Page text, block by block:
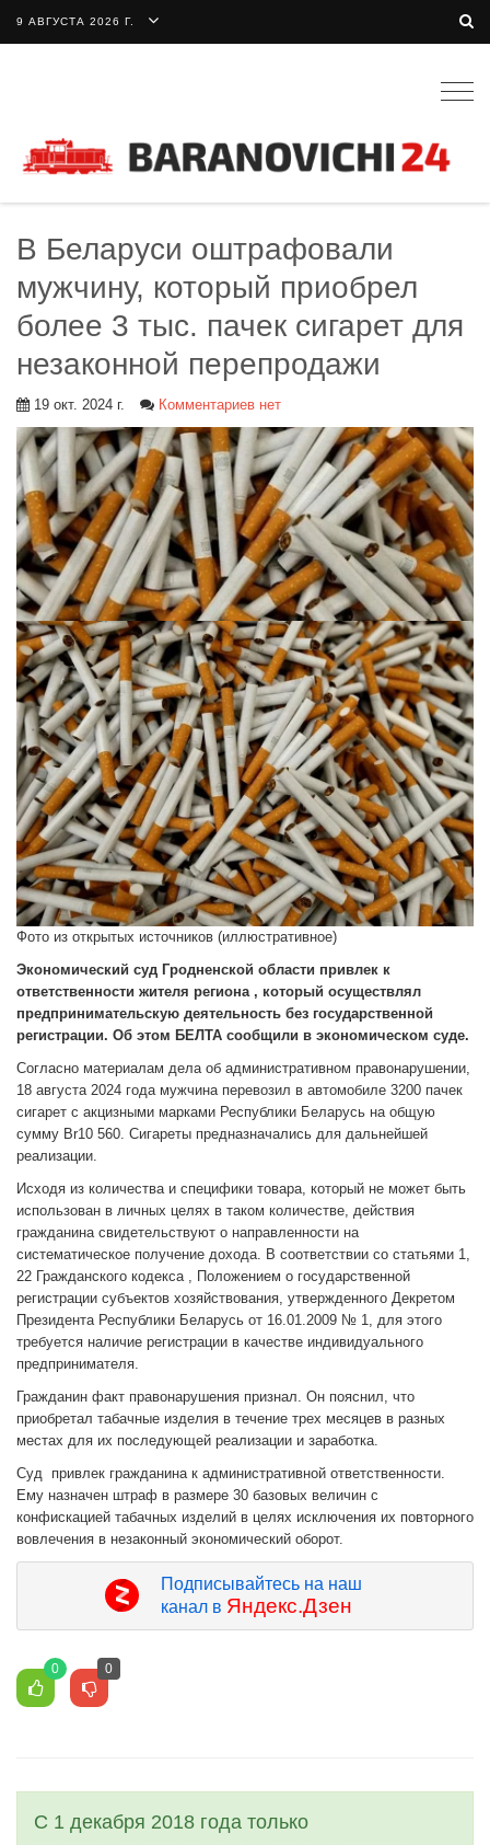
9 АВГУСТА 2026 Г.
В Беларуси оштрафовали
мужчину, который приобрел
более 3 тыс. пачек сигарет для
незаконной перепродажи
19 окт. 2024 г. Комментариев нет
Фото из открытых источников (иллюстративное)
Экономический суд Гродненской области привлек к
ответственности жителя региона , который осуществлял
предпринимательскую деятельность без государственной
регистрации. Об этом БЕЛТА сообщили в экономическом суде.
Согласно материалам дела об административном правонарушении,
18 августа 2024 года мужчина перевозил в автомобиле 3200 пачек
сигарет с акцизными марками Республики Беларусь на общую
сумму Br10 560. Сигареты предназначались для дальнейшей
реализации.
Исходя из количества и специфики товара, который не может быть
использован в личных целях в таком количестве, действия
гражданина свидетельствуют о направленности на
систематическое получение дохода. В соответствии со статьями 1,
22 Гражданского кодекса , Положением о государственной
регистрации субъектов хозяйствования, утвержденного Декретом
Президента Республики Беларусь от 16.01.2009 № 1, для этого
требуется наличие регистрации в качестве индивидуального
предпринимателя.
Гражданин факт правонарушения признал. Он пояснил, что
приобретал табачные изделия в течение трех месяцев в разных
местах для их последующей реализации и заработка.
Суд привлек гражданина к административной ответственности.
Ему назначен штраф в размере 30 базовых величин с
конфискацией табачных изделий в целях исключения их повторного
вовлечения в незаконный экономический оборот.
Подписывайтесь на наш
канал в Яндекс.Дзен
0 0
С 1 декабря 2018 года только